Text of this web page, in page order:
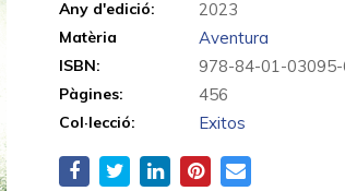
Any d'edició: 2023
Matèria Aventura
ISBN: 978-84-01-03095-
Pàgines: 456
Col·lecció: Exitos